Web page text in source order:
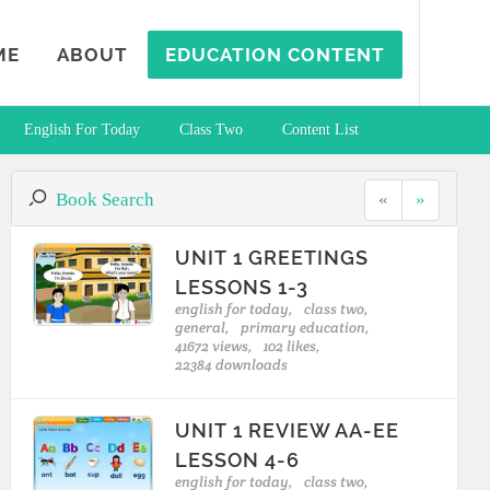
ABOUT EDUCATION CONTENT
English For Today Class Two Content List
Book Search « »
UNIT 1 GREETINGS
LESSONS 1-3
english for today,
class two,
general,
primary education,
41672 views,
102 likes,
22384 downloads
UNIT 1 REVIEW AA-EE
LESSON 4-6
english for today, class two,